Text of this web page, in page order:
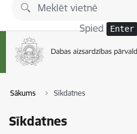
Pāriet uz lapas saturu
Spied Enter
Sākums Sīkdatnes
Sīkdatnes